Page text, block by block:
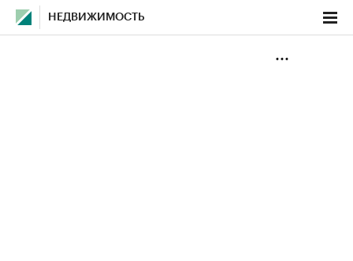
НЕДВИЖИМОСТЬ